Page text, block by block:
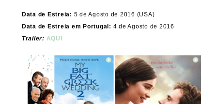
Data de Estreia: 5 de Agosto de 2016 (USA)
Data de Estreia em Portugal: 4 de Agosto de 2016
Trailer: AQUI